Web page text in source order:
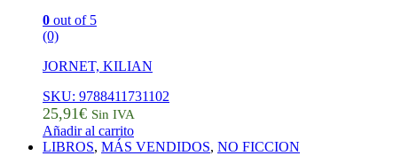
0 out of 5
(0)
JORNET, KILIAN
SKU: 9788411731102
25,91€ Sin IVA
Añadir al carrito
LIBROS, MÁS VENDIDOS, NO FICCION